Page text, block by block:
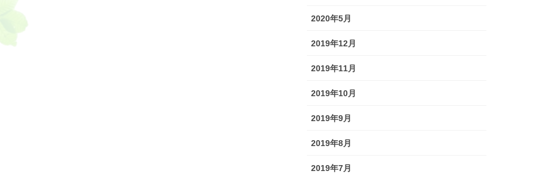
2020年5月
2019年12月
2019年11月
2019年10月
2019年9月
2019年8月
2019年7月